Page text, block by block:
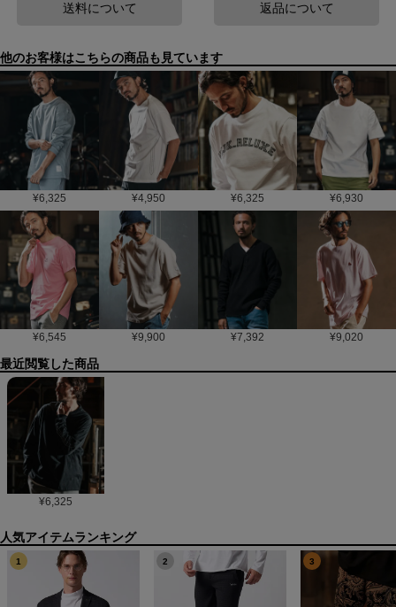
送料について 返品について
他のお客様はこちらの商品も見ています
¥6,325 ¥4,950 ¥6,325 ¥6,930
¥6,545 ¥9,900 ¥7,392 ¥9,020
最近閲覧した商品
¥6,325
1 2 3